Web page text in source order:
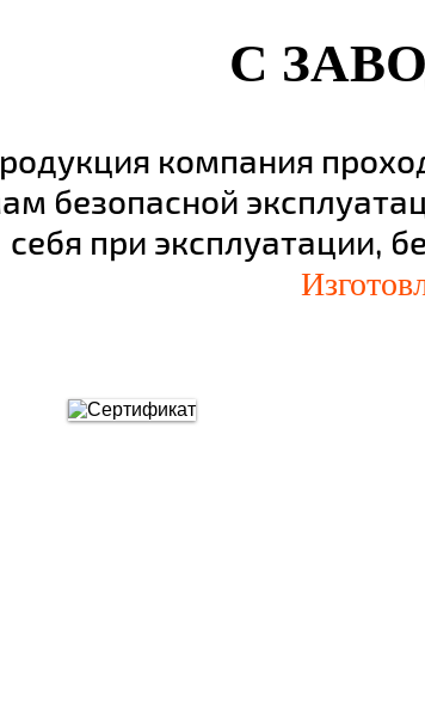
С
компания
безопасной
себя при эксплуатации,